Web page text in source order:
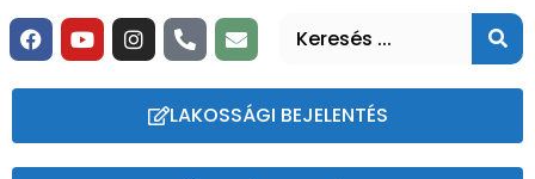
LAKOSSÁGI BEJELENTÉS